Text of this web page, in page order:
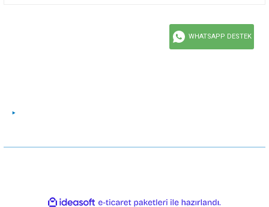
WHATSAPP DESTEK
ideasoft e-